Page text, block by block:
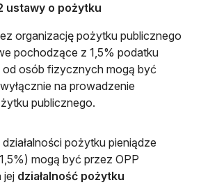
ustawy o pożytku
organizację pożytku publicznego
pochodzące z 1,5% podatku
osób fizycznych mogą być
na prowadzenie
publicznego.
pożytku pieniądze
mogą być przez OPP
jej działalność pożytku